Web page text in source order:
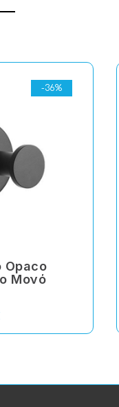
-36%
Opaco
Μονό